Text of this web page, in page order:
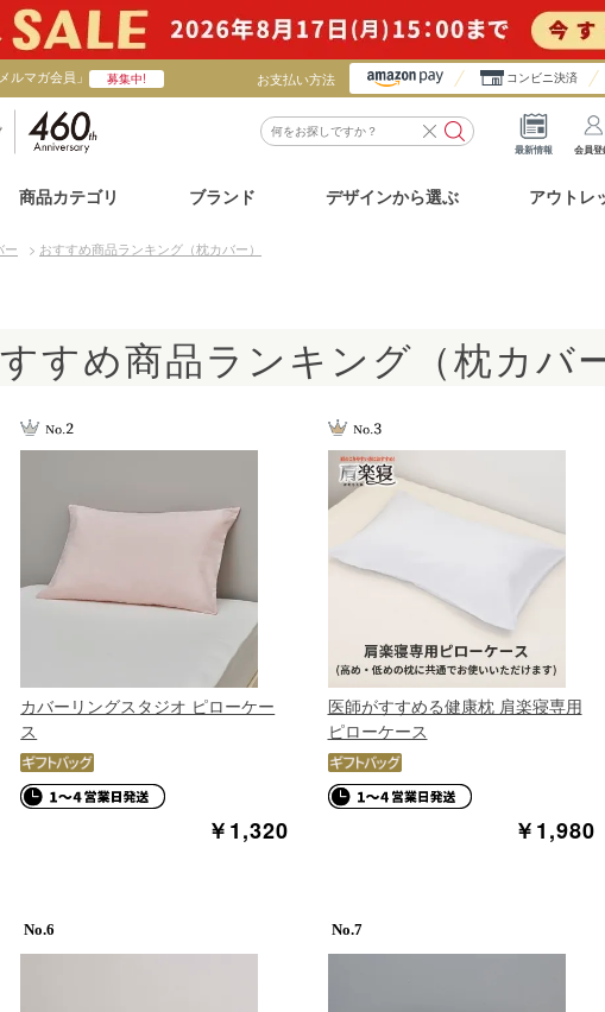
メルマガ会員」 募集中! お支払い方法 コンビニ決済
最新情報 会員登
商品カテゴリ ブランド デザインから選ぶ アウトレ
ー > おすすめ商品ランキング（枕カバー）
すめ商品ランキング（枕カバー
カバーリングスタジオ ピローケー
ス
￥1,320
医師がすすめる健康枕 肩楽寝専用
ピローケース
￥1,980
6 7